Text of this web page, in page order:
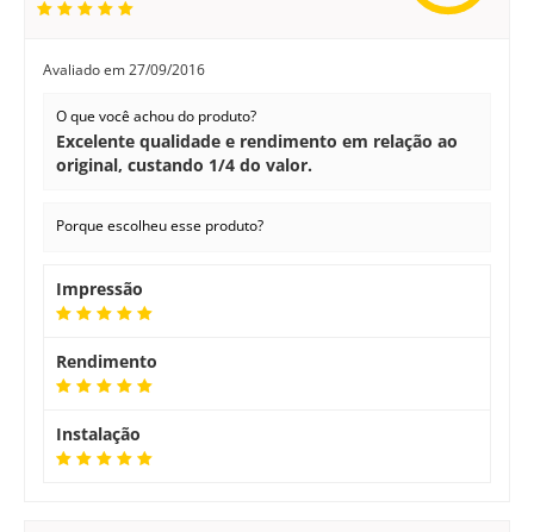
Avaliado em27/09/2016
O que você achou do produto?
Excelente qualidade e rendimento em relação ao
original, custando 1/4 do valor.
Porque escolheu esse produto?
Impressão
Rendimento
Instalação